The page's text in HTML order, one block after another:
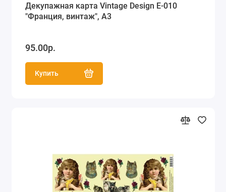
Декупажная карта Vintage Design E-010
"Франция, винтаж", А3
95.00р.
Купить